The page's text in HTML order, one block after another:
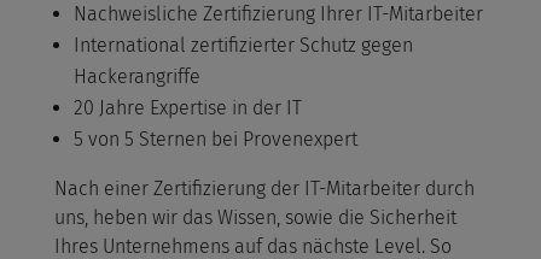
Nachweisliche Zertifizierung Ihrer IT-Mitarbeiter
International zertifizierter Schutz gegen
Hackerangriffe
20 Jahre Expertise in der IT
5 von 5 Sternen bei Provenexpert
Nach einer Zertifizierung der IT-Mitarbeiter durch
uns, heben wir das Wissen, sowie die Sicherheit
Ihres Unternehmens auf das nächste Level. So